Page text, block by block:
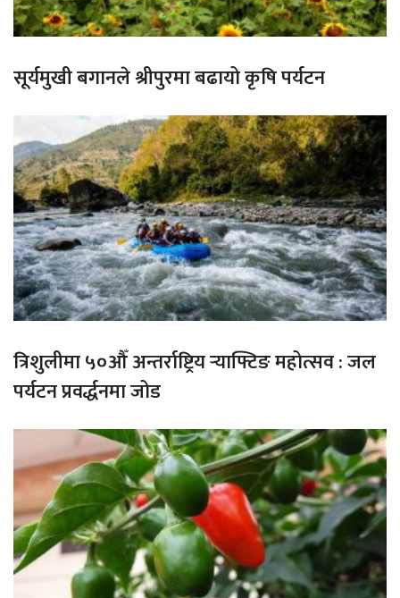
सूर्यमुखी बगानले श्रीपुरमा बढायो कृषि पर्यटन
त्रिशुलीमा ५०औँ अन्तर्राष्ट्रिय र्‍याफ्टिङ महोत्सव : जल
पर्यटन प्रवर्द्धनमा जोड